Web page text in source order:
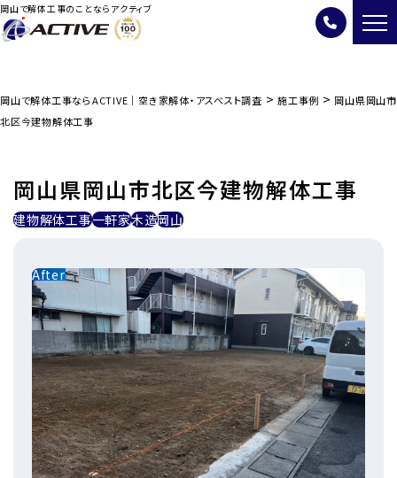
岡山で解体工事のことならアクティブ
岡山で解体工事ならACTIVE｜空き家解体・アスベスト調査 > 施工事例 > 岡山県岡山市
北区今建物解体工事
岡山県岡山市北区今建物解体工事
建物解体工事一軒家木造岡山